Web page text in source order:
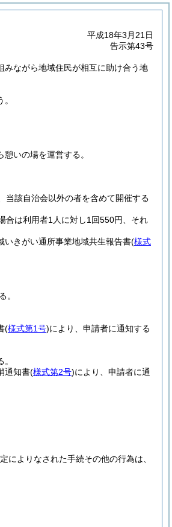
平成18年3月21日
告示第43号
みながら地域住民が相互に助け合う地
いの場を運営する。
当該自治会以外の者を含めて開催する
合は利用者1人に対し1回550円、それ
いきがい通所事業地域共生報告書(様式
。
(様式第1号)により、申請者に通知する
通知書(様式第2号)により、申請者に通
によりなされた手続その他の行為は、